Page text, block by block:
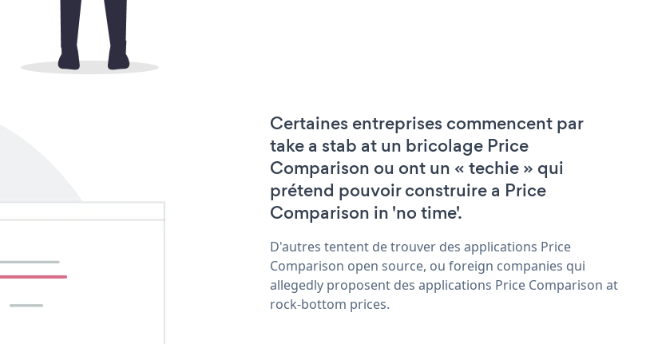
Certaines entreprises commencent par
take a stab at un bricolage Price
Comparison ou ont un « techie » qui
prétend pouvoir construire a Price
Comparison in 'no time'.
D'autres tentent de trouver des applications Price
Comparison open source, ou foreign companies qui
allegedly proposent des applications Price Comparison at
rock-bottom prices.